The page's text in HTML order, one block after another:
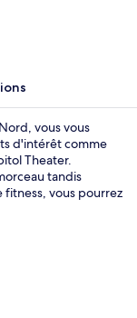
vous vous
d'intérêt comme
Theater.
tandis
vous pourrez
et Théâtre
en ce qui
se situe à une
: Station S-Bahn
de tram